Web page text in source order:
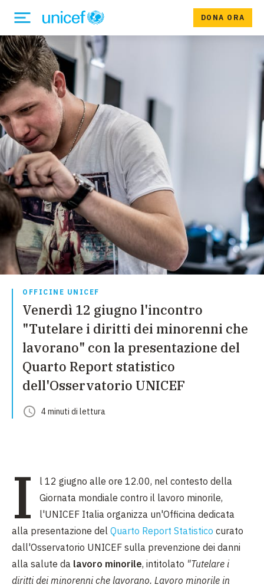
DONA ORA
OFFICINE UNICEF
Venerdì 12 giugno l'incontro
"Tutelare i diritti dei minorenni che
lavorano" con la presentazione del
Quarto Report statistico
dell'Osservatorio UNICEF
4minuti di lettura
I
l 12 giugno alle ore 12.00, nel contesto della
Giornata mondiale contro il lavoro minorile,
l'UNICEF Italia organizza un'Officina dedicata
alla presentazione del Quarto Report Statistico curato
dall'Osservatorio UNICEF sulla prevenzione dei danni
alla salute da lavoro minorile, intitolato "Tutelare i
diritti dei minorenni che lavorano. Lavoro minorile in